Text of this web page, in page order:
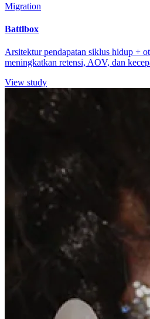
Migration
Battlbox
Arsitektur pendapatan siklus hidup +
meningkatkan retensi, AOV, dan
View study